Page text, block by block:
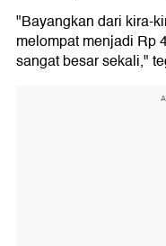
"Bayangkan dari kira-
melompat menjadi Rp
sangat besar sekali,"